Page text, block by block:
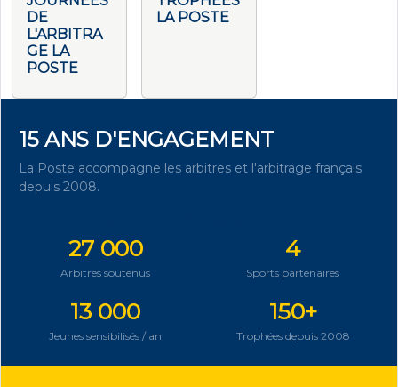
DE
L'ARBITRA
GE LA
POSTE
LA POSTE
15 ANS D'ENGAGEMENT
La Poste accompagne les arbitres et l'arbitrage français
depuis 2008.
27 000
Arbitres soutenus
4
Sports partenaires
13 000
Jeunes sensibilisés / an
150+
Trophées depuis 2008